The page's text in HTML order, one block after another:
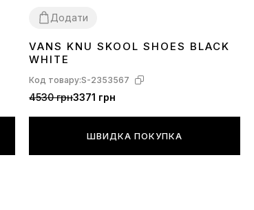
Додати
3738 39
VANS KNU SKOOL SHOES BLACK
WHITE
Код товару:S-2353567
4530 грн3371 грн
ШВИДКА ПОКУПКА